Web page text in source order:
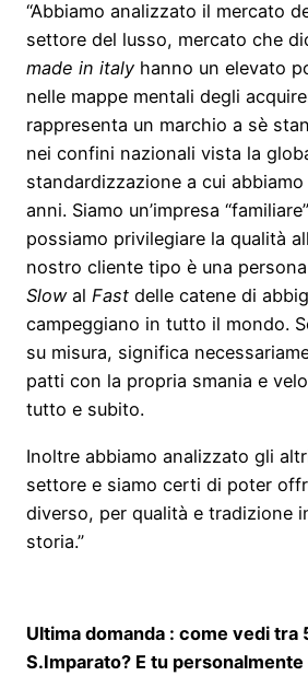
“Abbiamo analizzato il mercato
settore del lusso, mercato che
made in italy hanno un elevato
nelle mappe mentali degli
rappresenta un marchio a sè
nei confini nazionali vista la
standardizzazione a cui
anni. Siamo un’impresa
possiamo privilegiare la qualità
nostro cliente tipo è una
Slow al Fast delle catene di
campeggiano in tutto il mondo.
su misura, significa
patti con la propria smania e
tutto e subito.
Inoltre abbiamo analizzato gli
settore e siamo certi di poter
diverso, per qualità e tradizione
storia.”
Ultima domanda : come vedi tra
S.Imparato? E tu